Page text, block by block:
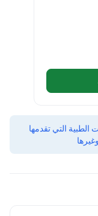
التي تقدمها